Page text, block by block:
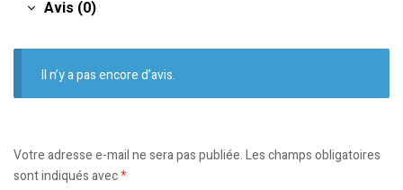
Avis (0)
Il n’y a pas encore d’avis.
Votre adresse e-mail ne sera pas publiée.Les champs obligatoires
sont indiqués avec*